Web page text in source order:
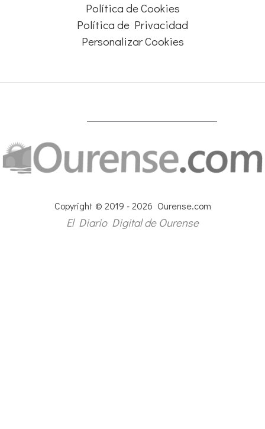
Política de Cookies
Política de Privacidad
Personalizar Cookies
Copyright © 2019 - 2026 Ourense.com
El Diario Digital de Ourense